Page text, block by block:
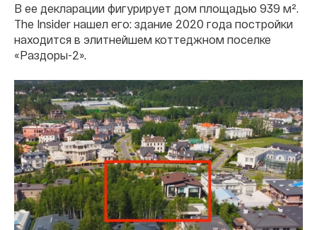
В ее декларации фигурирует дом площадью 939 м².
The Insider нашел его: здание 2020 года постройки
находится в элитнейшем коттеджном поселке
«Раздоры-2».